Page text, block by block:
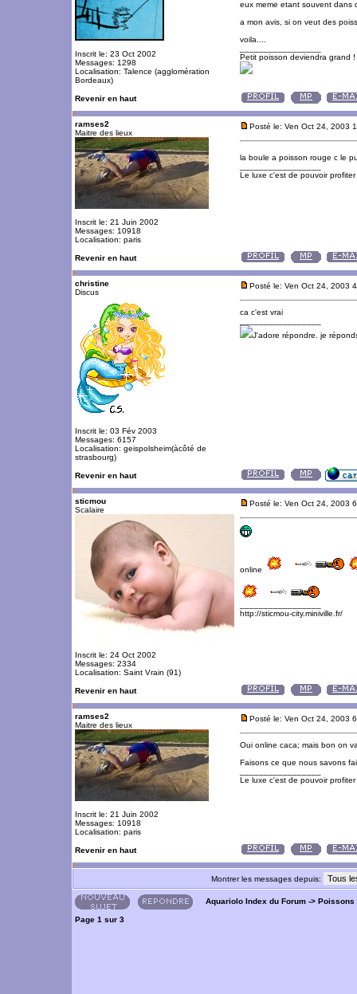
Inscrit le: 23 Oct 2002
Messages: 1298
Localisation: Talence (agglomération
Bordeaux)
eux meme etant souvent dans
a mon avis, si on veut des
voila....
Petit poisson deviendra grand !
Revenir en haut
ramses2
Maitre des lieux
Inscrit le: 21 Juin 2002
Messages: 10918
Localisation: paris
Posté le: Ven Oct 24, 2003
la boule a poisson rouge c le
Le luxe c'est de pouvoir
Revenir en haut
christine
Discus
Inscrit le: 03 Fév 2003
Messages: 6157
Localisation: geispolsheim(àcôté de
strasbourg)
Posté le: Ven Oct 24, 2003
ca c'est vrai
J'adore répondre. je
Revenir en haut
sticmou
Scalaire
Inscrit le: 24 Oct 2002
Messages: 2334
Localisation: Saint Vrain (91)
Posté le: Ven Oct 24, 2003
online
http://sticmou-city.miniville.fr/
Revenir en haut
ramses2
Maitre des lieux
Inscrit le: 21 Juin 2002
Messages: 10918
Localisation: paris
Posté le: Ven Oct 24, 2003
Oui online caca; mais bon on
Faisons ce que nous savons
Le luxe c'est de pouvoir
Revenir en haut
Montrer les messages depuis:
Aquariolo Index du Forum -> Poissons
Page 1 sur 3